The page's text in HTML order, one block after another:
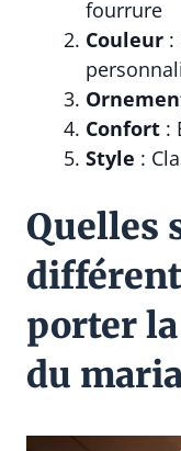
fourrure
Couleur :
Confort :
Style :
Quelles
porter
du